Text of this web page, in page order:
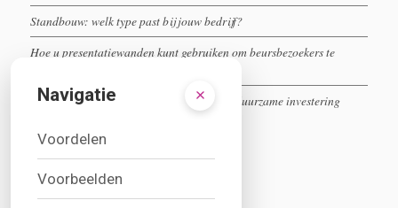
Standbouw: welk type past bij jouw bedrijf?
Hoe u presentatiewanden kunt gebruiken om beursbezoekers te
Herbruikbare beursstands: een slimme en duurzame investering
Navigatie
Voordelen
Voorbeelden